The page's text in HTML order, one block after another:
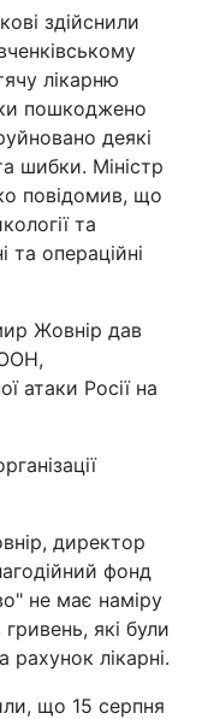
здійснили
лікарню
пошкоджено
деякі
шибки. Міністр
повідомив, що
та
та операційні
Жовнір дав
атаки Росії на
директор
фонд
не має наміру
які були
рахунок лікарні.
що 15 серпня